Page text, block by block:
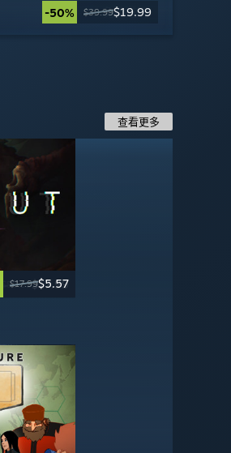
免費遊玩
-50%
$39.99$19.99
免費遊玩
免費遊玩
-10%
$9.99$8.99
-95%
$59.99$2.99
免費遊玩
-50%
$69.99$34.99
-25%
$19.99$14.99
免費遊玩
-10%
$24.99$22.49
查看更多
$17.99$5.57
$59.99$17.99
$69.99$27.99
$39.99$9.99
$49.99$34.99
$34.99$27.99